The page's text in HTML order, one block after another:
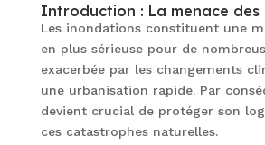
Introduction : La menace
Les inondations constituent une
en plus sérieuse pour de
exacerbée par les changements
une urbanisation rapide. Par
devient crucial de protéger son
ces catastrophes naturelles.